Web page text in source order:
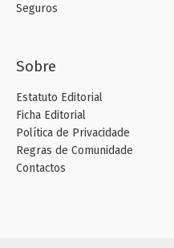
Seguros
Sobre
Estatuto Editorial
Ficha Editorial
Política de Privacidade
Regras de Comunidade
Contactos